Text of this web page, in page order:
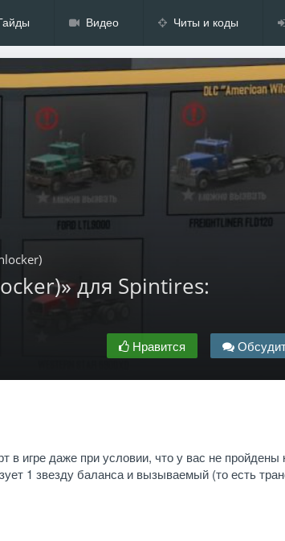
Видео Читы и коды
для Spintires:
Нравится
в игре даже при условии, что у вас не пройдены
1 звезду баланса и вызываемый (то есть